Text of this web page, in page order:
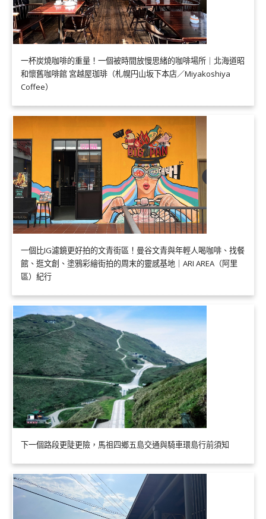
一杯炭燒咖啡的重量！一個被時間放慢思緒的咖啡場所｜北海道昭
和懷舊咖啡館 宮越屋珈琲（札幌円山坂下本店／Miyakoshiya
Coffee）
一個比IG濾鏡更好拍的文青街區！曼谷文青與年輕人喝咖啡、找餐
館、逛文創、塗鴉彩繪街拍的周末的靈感基地｜ARI AREA（阿里
區）紀行
下一個路段更陡更險，馬祖四鄉五島交通與騎車環島行前須知